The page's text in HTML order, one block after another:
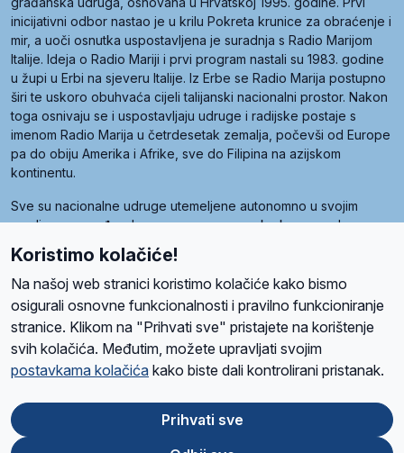
inicijativni odbor nastao je u krilu Pokreta krunice za obraćenje i
mir, a uoči osnutka uspostavljena je suradnja s Radio Marijom
Italije. Ideja o Radio Mariji i prvi program nastali su 1983. godine
u župi u Erbi na sjeveru Italije. Iz Erbe se Radio Marija postupno
širi te uskoro obuhvaća cijeli talijanski nacionalni prostor. Nakon
toga osnivaju se i uspostavljaju udruge i radijske postaje s
imenom Radio Marija u četrdesetak zemalja, počevši od Europe
pa do obiju Amerika i Afrike, sve do Filipina na azijskom
kontinentu.
Sve su nacionalne udruge utemeljene autonomno u svojim
zemljama, a međusobna su povezane preko krovne udruge
pod nazivom Svjetska obitelj Radio Marije (World Family of
Radio Maria). Svjetsku obitelj utemeljilo je sedam članica, među
kojima je i hrvatska Udruga Radio Marija.
O namaRadio ProgramVolonteriPrijateljiKontaktPravila privatnosti
Ova stranica je zaštićena Google reCAPTCHA sustavom
Koristimo kolačiće!
Na našoj web stranici koristimo kolačiće kako bismo
osigurali osnovne funkcionalnosti i pravilno funkcioniranje
stranice. Klikom na "Prihvati sve" pristajete na korištenje
svih kolačića. Međutim, možete upravljati svojim
postavkama kolačića kako biste dali kontrolirani pristanak.
Prihvati sve